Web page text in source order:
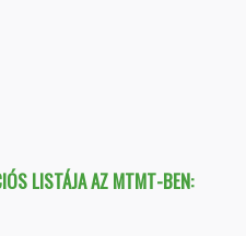
LISTÁJA AZ MTMT-BEN: